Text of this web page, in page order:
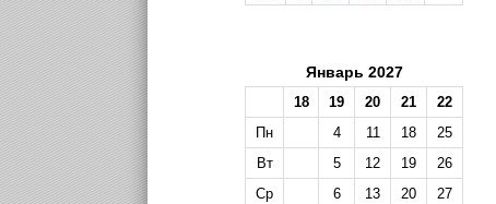
Январь 2027
18 19 20 21
22
Пн
4 11 18
25
Вт
5 12 19
26
Ср
6 13 20
27